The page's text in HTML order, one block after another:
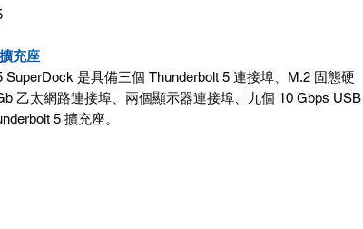
充座
SuperDock 是具備三個 Thunderbolt 5 連接埠、 M.2 固態硬
乙太網路連接埠、兩個顯示器連接埠、九個 10 Gbps USB
5 擴充座。